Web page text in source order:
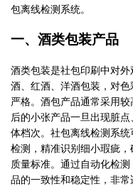
包离线检测系统。
一、酒类包装产品
酒类包装是社包印刷中对
酒、红酒、洋酒包装，对
严格。酒包产品通常采用
后的小张产品一旦出现脏
体档次。 社包离线检测系
检测，精准识别细小瑕疵
质量标准。通过自动化检
品的一致性和稳定性，非常